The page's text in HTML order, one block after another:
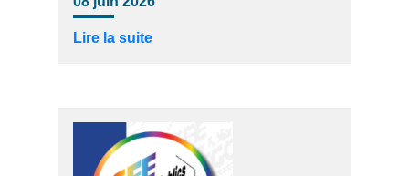
Lire la suite